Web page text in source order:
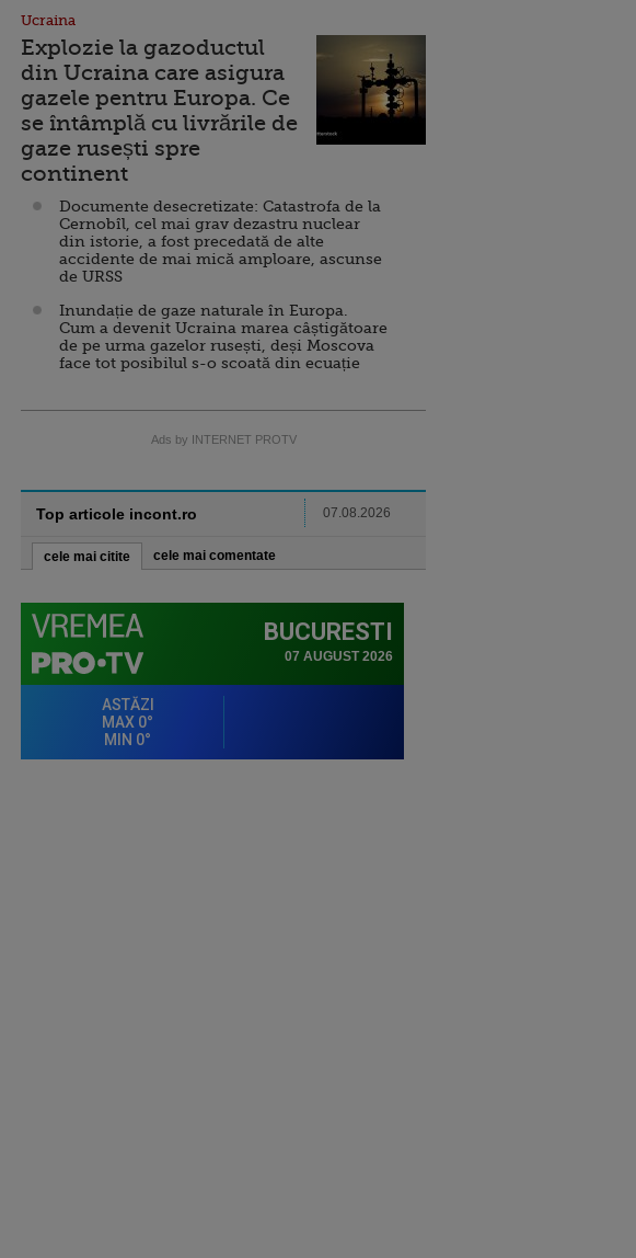
Ucraina
Explozie la gazoductul
din Ucraina care asigura
gazele pentru Europa. Ce
se întâmplă cu livrările de
gaze rusești spre
continent
Documente desecretizate: Catastrofa de la
Cernobîl, cel mai grav dezastru nuclear
din istorie, a fost precedată de alte
accidente de mai mică amploare, ascunse
de URSS
Inundație de gaze naturale în Europa.
Cum a devenit Ucraina marea câștigătoare
de pe urma gazelor rusești, deși Moscova
face tot posibilul s-o scoată din ecuație
Ads by INTERNET PROTV
Top articole incont.ro 07.08.2026
cele mai citite cele mai comentate